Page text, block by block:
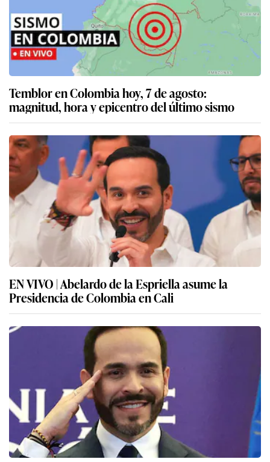
Temblor en Colombia hoy, 7 de agosto:
magnitud, hora y epicentro del último sismo
EN VIVO | Abelardo de la Espriella asume la
Presidencia de Colombia en Cali